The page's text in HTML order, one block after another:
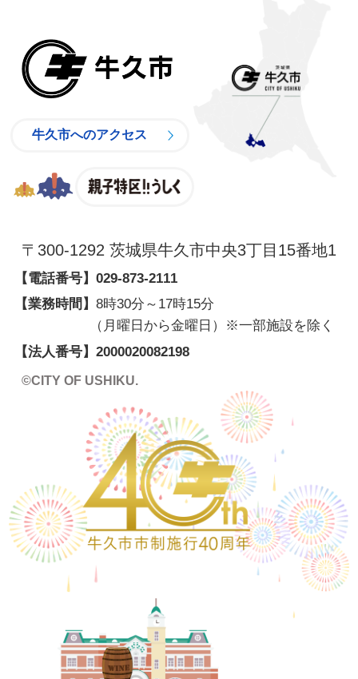
牛久市へのアクセス
〒300-1292 茨城県牛久市中央3丁目15番地1
【電話番号】 029-873-2111
【業務時間】 8時30分～17時15分
（月曜日から金曜日）※一部施設を除く
【法人番号】 2000020082198
©CITY OF USHIKU.
ワイン樽